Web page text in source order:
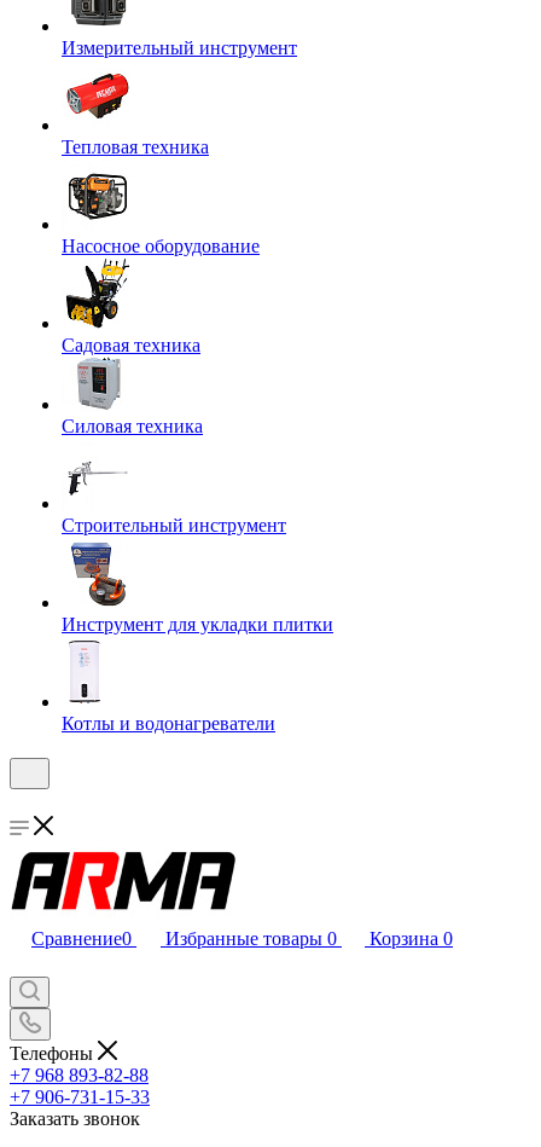
Измерительный инструмент
Тепловая техника
Насосное оборудование
Садовая техника
Силовая техника
Строительный инструмент
Инструмент для укладки плитки
Котлы и водонагреватели
Сравнение0 Избранные товары 0 Корзина 0
Телефоны
+7 968 893-82-88
+7 906-731-15-33
Заказать звонок